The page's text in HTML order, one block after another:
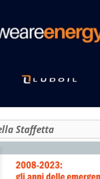
Staffetta